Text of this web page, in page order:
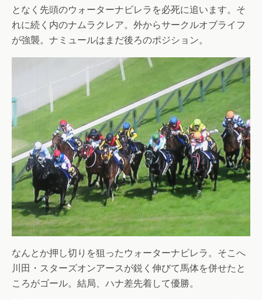
となく先頭のウォーターナビレラを必死に追います。そ
れに続く内のナムラクレア。外からサークルオブライフ
が強襲。ナミュールはまだ後ろのポジション。
なんとか押し切りを狙ったウォーターナビレラ。そこへ
川田・スターズオンアースが鋭く伸びて馬体を併せたと
ころがゴール。結局、ハナ差先着して優勝。